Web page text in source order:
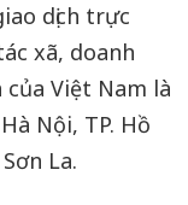
dịch trực
xã, doanh
Việt Nam là
Nội, TP. Hồ
La.